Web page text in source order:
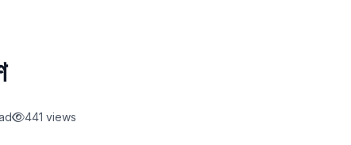
441 views